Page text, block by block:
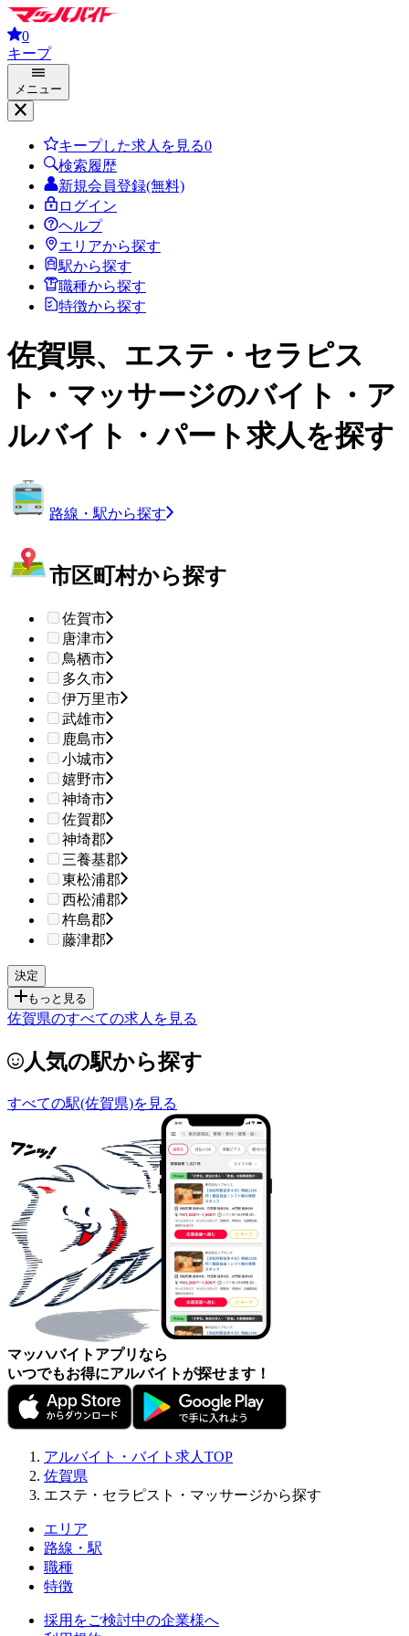
0
キープ
メニュー
キープした求人を見る0
検索履歴
新規会員登録(無料)
ログイン
ヘルプ
エリアから探す
駅から探す
職種から探す
特徴から探す
佐賀県、エステ・セラピス
ト・マッサージのバイト・ア
ルバイト・パート求人を探す
路線・駅から探す
市区町村から探す
佐賀市
唐津市
鳥栖市
多久市
伊万里市
武雄市
鹿島市
小城市
嬉野市
神埼市
佐賀郡
神埼郡
三養基郡
東松浦郡
西松浦郡
杵島郡
藤津郡
もっと見る
佐賀県のすべての求人を見る
人気の駅から探す
すべての駅(佐賀県)を見る
マッハバイトアプリなら
いつでもお得にアルバイトが探せます！
アルバイト・バイト求人TOP
佐賀県
エステ・セラピスト・マッサージから探す
エリア
路線・駅
職種
特徴
採用をご検討中の企業様へ